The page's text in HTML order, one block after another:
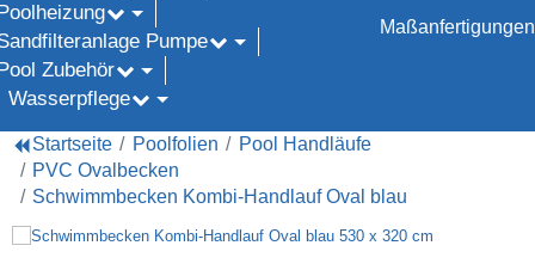
Pumpe
Zubehör
Wasserpflege
Maßanfertigungen
Startseite Poolfolien
Pool Handläufe
PVC Ovalbecken
Schwimmbecken Kombi-Handlauf Oval blau